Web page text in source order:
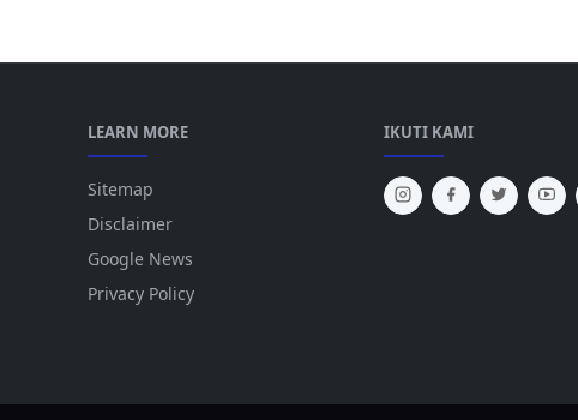
LEARN MORE
Sitemap
Disclaimer
Google News
Privacy Policy
IKUTI KAMI